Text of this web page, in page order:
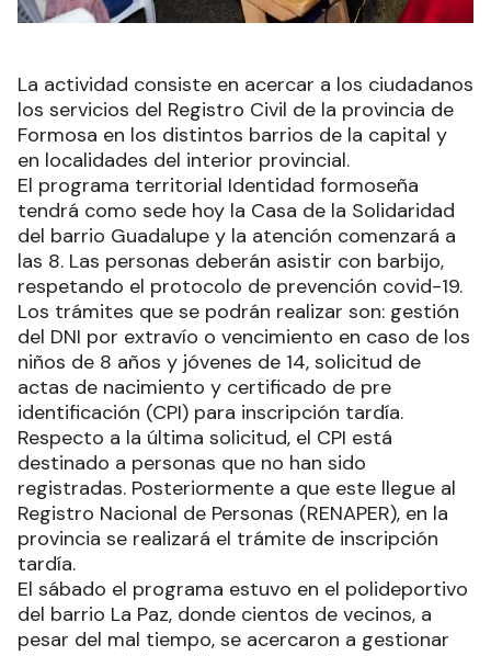
La actividad consiste en acercar a los ciudadanos
los servicios del Registro Civil de la provincia de
Formosa en los distintos barrios de la capital y
en localidades del interior provincial.
El programa territorial Identidad formoseña
tendrá como sede hoy la Casa de la Solidaridad
del barrio Guadalupe y la atención comenzará a
las 8. Las personas deberán asistir con barbijo,
respetando el protocolo de prevención covid-19.
Los trámites que se podrán realizar son: gestión
del DNI por extravío o vencimiento en caso de los
niños de 8 años y jóvenes de 14, solicitud de
actas de nacimiento y certificado de pre
identificación (CPI) para inscripción tardía.
Respecto a la última solicitud, el CPI está
destinado a personas que no han sido
registradas. Posteriormente a que este llegue al
Registro Nacional de Personas (RENAPER), en la
provincia se realizará el trámite de inscripción
tardía.
El sábado el programa estuvo en el polideportivo
del barrio La Paz, donde cientos de vecinos, a
pesar del mal tiempo, se acercaron a gestionar